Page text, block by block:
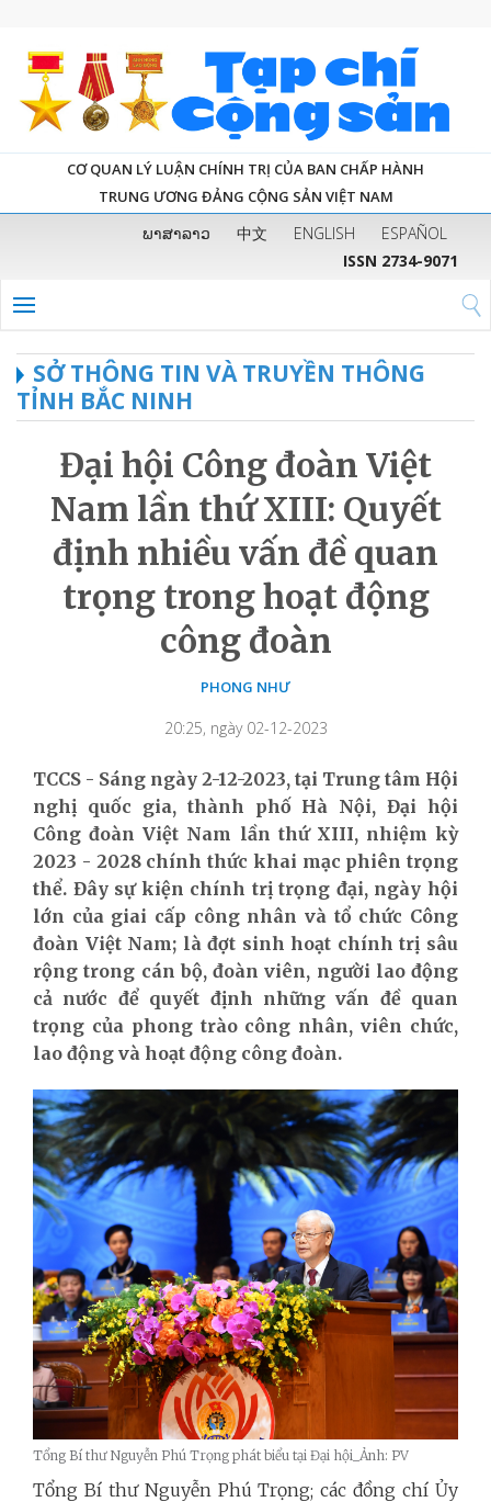
CƠ QUAN LÝ LUẬN CHÍNH TRỊ CỦA BAN CHẤP HÀNH
TRUNG ƯƠNG ĐẢNG CỘNG SẢN VIỆT NAM
ພາສາລາວ 中文 ENGLISH
ESPAÑOL
ISSN 2734-9071
SỞ THÔNG TIN VÀ TRUYỀN THÔNG
TỈNH BẮC NINH
Đại hội Công đoàn Việt
Nam lần thứ XIII: Quyết
định nhiều vấn đề quan
trọng trong hoạt động
công đoàn
PHONG NHƯ
20:25, ngày 02-12-2023
TCCS - Sáng ngày 2-12-2023, tại Trung tâm Hội
nghị quốc gia, thành phố Hà Nội, Đại hội
Công đoàn Việt Nam lần thứ XIII, nhiệm kỳ
2023 - 2028 chính thức khai mạc phiên trọng
thể. Đây sự kiện chính trị trọng đại, ngày hội
lớn của giai cấp công nhân và tổ chức Công
đoàn Việt Nam; là đợt sinh hoạt chính trị sâu
rộng trong cán bộ, đoàn viên, người lao động
cả nước để quyết định những vấn đề quan
trọng của phong trào công nhân, viên chức,
lao động và hoạt động công đoàn.
Tổng Bí thư Nguyễn Phú Trọng phát biểu tại Đại hội_Ảnh: PV
Tổng Bí thư Nguyễn Phú Trọng; các đồng chí Ủy